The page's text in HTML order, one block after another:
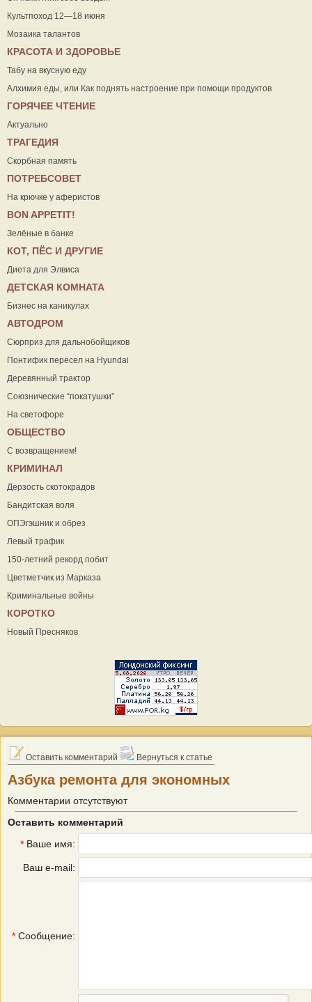
Культпоход 12—18 июня
Мозаика талантов
КРАСОТА И ЗДОРОВЬЕ
Табу на вкусную еду
Алхимия еды, или Как поднять настроение при помощи продуктов
ГОРЯЧЕЕ ЧТЕНИЕ
Актуально
ТРАГЕДИЯ
Скорбная память
ПОТРЕБСОВЕТ
На крючке у аферистов
ВON APPETIT!
Зелёные в банке
КОТ, ПЁС И ДРУГИЕ
Диета для Элвиса
ДЕТСКАЯ КОМНАТА
Бизнес на каникулах
АВТОДРОМ
Сюрприз для дальнобойщиков
Понтифик пересел на Hyundai
Деревянный трактор
Союзнические “покатушки”
На светофоре
ОБЩЕСТВО
С возвращением!
КРИМИНАЛ
Дерзость скотокрадов
Бандитская воля
ОПЭгэшник и обрез
Левый трафик
150-летний рекорд побит
Цветметчик из Марказа
Криминальные войны
КОРОТКО
Новый Пресняков
Оставить комментарий Вернуться к статье
Азбука ремонта для экономных
Комментарии отсутствуют
Оставить комментарий
* Ваше имя:
Ваш e-mail:
* Сообщение: